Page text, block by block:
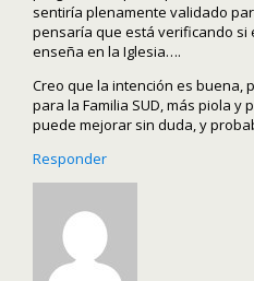
sentiría plenamente validado
pensaría que está verificando si
enseña en la Iglesia….
Creo que la intención es buena,
para la Familia SUD, más piola
puede mejorar sin duda, y
Responder